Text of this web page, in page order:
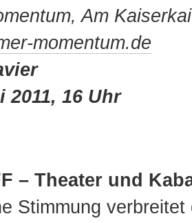
Am
momentum.de
2011, 16 Uhr
– Theater und
Stimmung